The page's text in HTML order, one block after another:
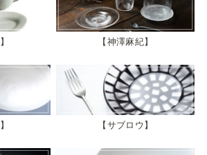
神澤麻紀
サブロウ